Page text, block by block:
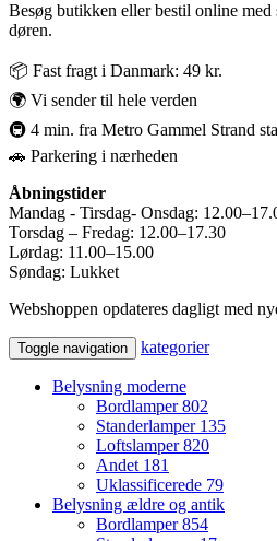
Besøg butikken eller bestil online
døren.
📦 Fast fragt i Danmark: 49 kr.
🌍 Vi sender til hele verden
🚇 4 min. fra Metro Gammel Strand
🚗 Parkering i nærheden
Åbningstider
Mandag - Tirsdag- Onsdag:
Torsdag – Fredag: 12.00–17.30
Lørdag: 11.00–15.00
Søndag: Lukket
Webshoppen opdateres dagligt med
Toggle navigation kategorier
Belysning moderne
Bordlamper802
Standerlamper 135
Loftslamper820
Andet 181
Uklassificerede 79
Belysning ældre og antik
Bordlamper854